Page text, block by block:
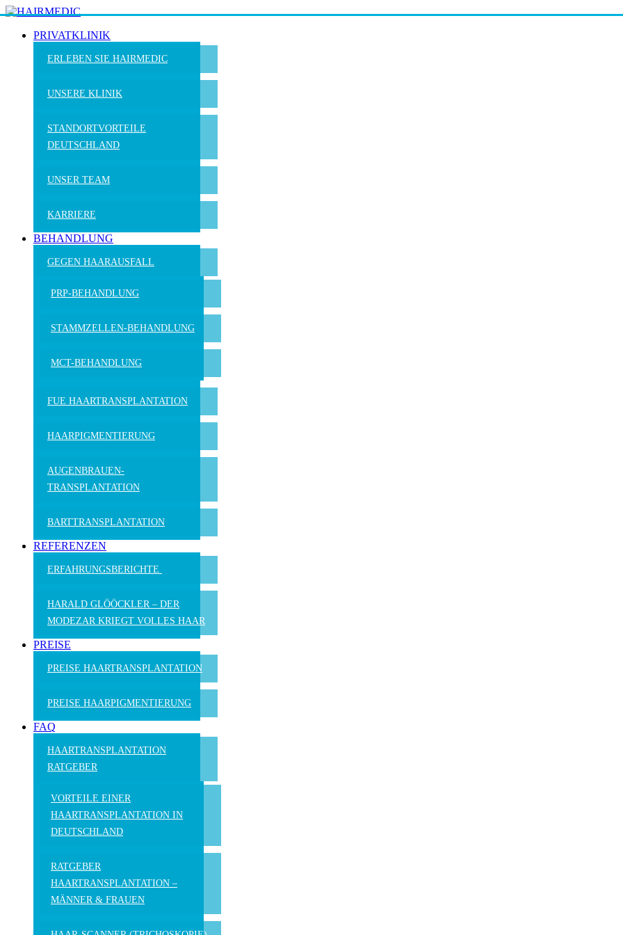
PRIVATKLINIK
ERLEBEN SIE HAIRMEDIC
UNSERE KLINIK
STANDORTVORTEILE
DEUTSCHLAND
UNSER TEAM
KARRIERE
BEHANDLUNG
GEGEN HAARAUSFALL
PRP-BEHANDLUNG
STAMMZELLEN-BEHANDLUNG
MCT-BEHANDLUNG
FUE HAAR­TRANS­PLANTATION
HAARPIGMEN­TIERUNG
AUGENBRAUEN­
TRANSPLANTATION
BARTTRANS­PLANTATION
REFERENZEN
ERFAHRUNGSBERICHTE
HARALD GLÖÖCKLER – DER
MODEZAR KRIEGT VOLLES HAAR
PREISE
PREISE HAARTRANSPLANTATION
PREISE HAARPIGMENTIERUNG
FAQ
HAARTRANSPLANTATION
RATGEBER
VORTEILE EINER
HAARTRANSPLANTATION IN
DEUTSCHLAND
RATGEBER
HAARTRANSPLANTATION –
MÄNNER & FRAUEN